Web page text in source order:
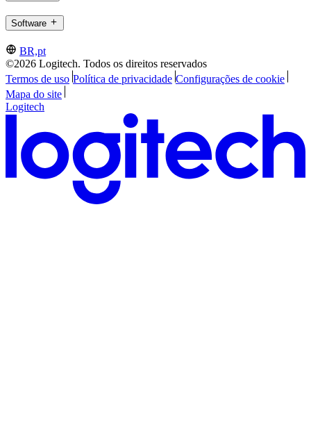
Software
BR,pt
©2026 Logitech. Todos os direitos reservados
Termos de uso Política de privacidade Configurações de cookie
Mapa do site
Logitech